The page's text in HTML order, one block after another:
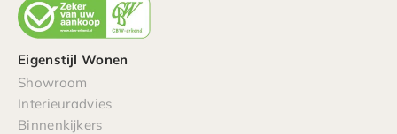
Eigenstijl Wonen
Showroom
Interieuradvies
Binnenkijkers